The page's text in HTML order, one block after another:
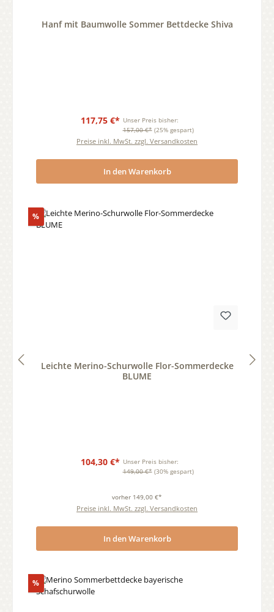
Hanf mit Baumwolle Sommer Bettdecke Shiva
117,75 €* Unser Preis bisher:
157,00 €* (25% gespart)
Preise inkl. MwSt. zzgl. Versandkosten
In den Warenkorb
%Rabatt
Leichte Merino-Schurwolle Flor-Sommerdecke
BLUME
104,30 €* Unser Preis bisher:
149,00 €* (30% gespart)
vorher 149,00 €*
Preise inkl. MwSt. zzgl. Versandkosten
In den Warenkorb
%Rabatt